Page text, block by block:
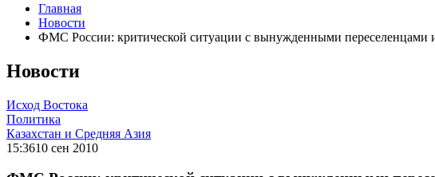
Главная
Новости
ФМС России: критической ситуации с вынужденными переселенцами
Новости
Исход Востока
Политика
Казахстан и Средняя Азия
15:3610 сен 2010